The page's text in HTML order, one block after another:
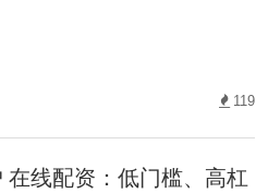
119
线配资：低门槛、高杠